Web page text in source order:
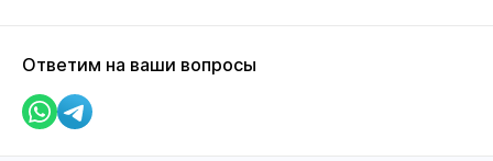
Ответим на ваши вопросы